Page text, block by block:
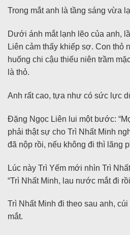
Trong mắt anh là tầng sáng vừa
Dưới ánh mắt lạnh lẽo của anh,
Liên cảm thấy khiếp sợ. Con thỏ
huống chi cậu thiếu niên trầm
là thỏ.
Anh rất cao, tựa như có sức lực
Đặng Ngọc Liên lui một bước:
phải thật sự cho Trì Nhất Minh
đã nộp rồi, nếu không đi thì lãng
Lúc này Trì Yếm mới nhìn Trì
“Trì Nhất Minh, lau nước mắt đi
Trì Nhất Minh đi theo sau anh,
mắt.